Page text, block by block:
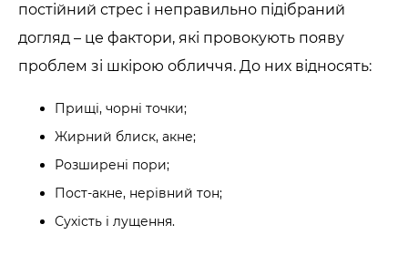
постійний стрес і неправильно підібраний
догляд – це фактори, які провокують появу
проблем зі шкірою обличчя. До них відносять:
Прищі, чорні точки;
Жирний блиск, акне;
Розширені пори;
Пост-акне, нерівний тон;
Сухість і лущення.